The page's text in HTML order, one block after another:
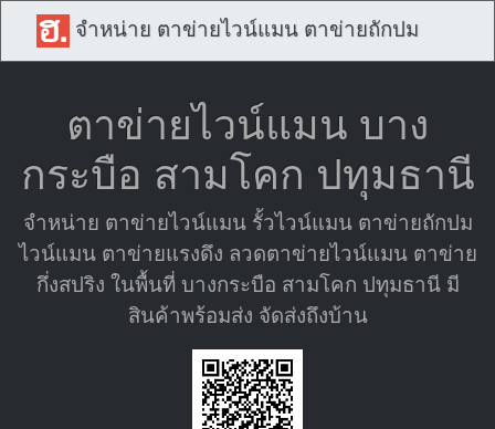
จำหน่าย ตาข่ายไวน์แมน ตาข่ายถักปม
ตาข่ายไวน์แมน บาง
กระบือ สามโคก ปทุมธานี
จำหน่าย ตาข่ายไวน์แมน รั้วไวน์แมน ตาข่ายถักปม
ไวน์แมน ตาข่ายแรงดึง ลวดตาข่ายไวน์แมน ตาข่าย
กึ่งสปริง ในพื้นที่ บางกระบือ สามโคก ปทุมธานี มี
สินค้าพร้อมส่ง จัดส่งถึงบ้าน